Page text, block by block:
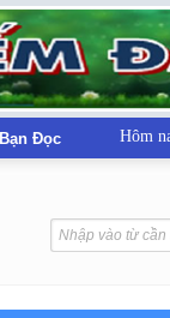
Đọc Hôm